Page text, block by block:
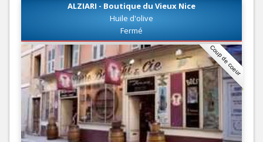
ALZIARI - Boutique du Vieux Nice
Huile d'olive
Fermé
Coup de coeur